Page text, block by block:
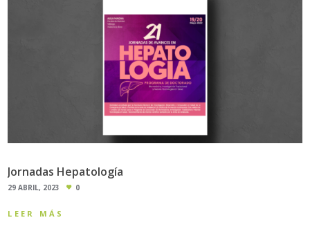
Jornadas Hepatología
29 ABRIL, 2023 0
LEER MÁS